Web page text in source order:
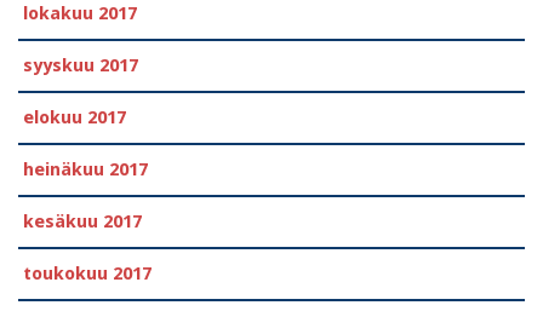
lokakuu 2017
syyskuu 2017
elokuu 2017
heinäkuu 2017
kesäkuu 2017
toukokuu 2017